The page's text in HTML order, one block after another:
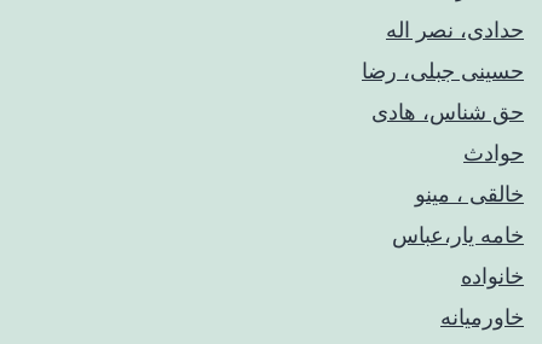
حدادی، نصر اله
حسینی جبلی، رضا
حق شناس، هادی
حوادث
خالقی ، مینو
خامه یار،عباس
خانواده
خاورمیانه